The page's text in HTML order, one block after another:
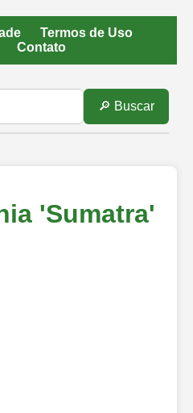
Termos de Uso
Contato
🔎 Buscar
'Sumatra'